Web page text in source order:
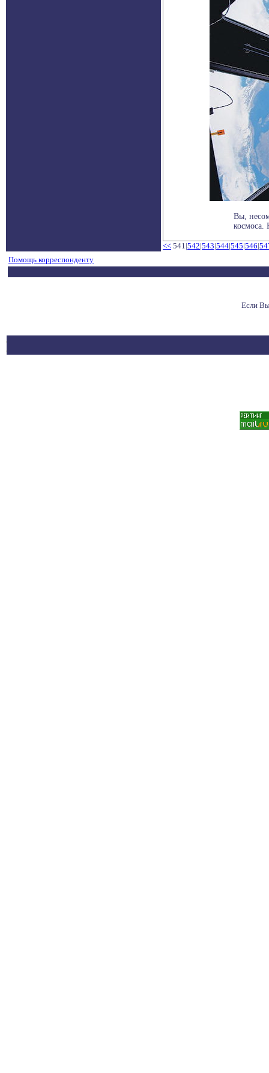
Вы,
космоса.
<< 541|542|543|544|545|546|
Помощь корреспонденту
Если